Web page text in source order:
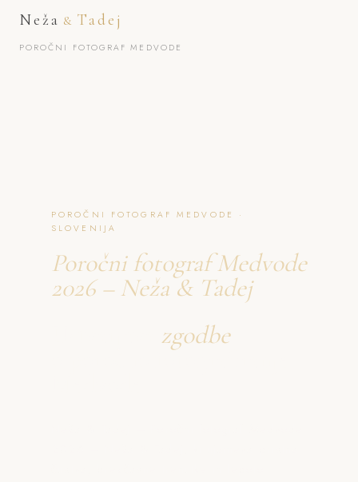
Neža & Tadej
POROČNI FOTOGRAF MEDVODE
POROČNI FOTOGRAF MEDVODE ·
SLOVENIJA
Poročni fotograf Medvode
2026 – Neža & Tadej
zgodbe
o poročno fotografiranje